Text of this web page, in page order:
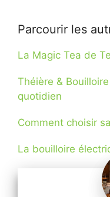
Parcourir les
La Magic Tea de
Théière &
quotidien
Comment choisir
La bouilloire